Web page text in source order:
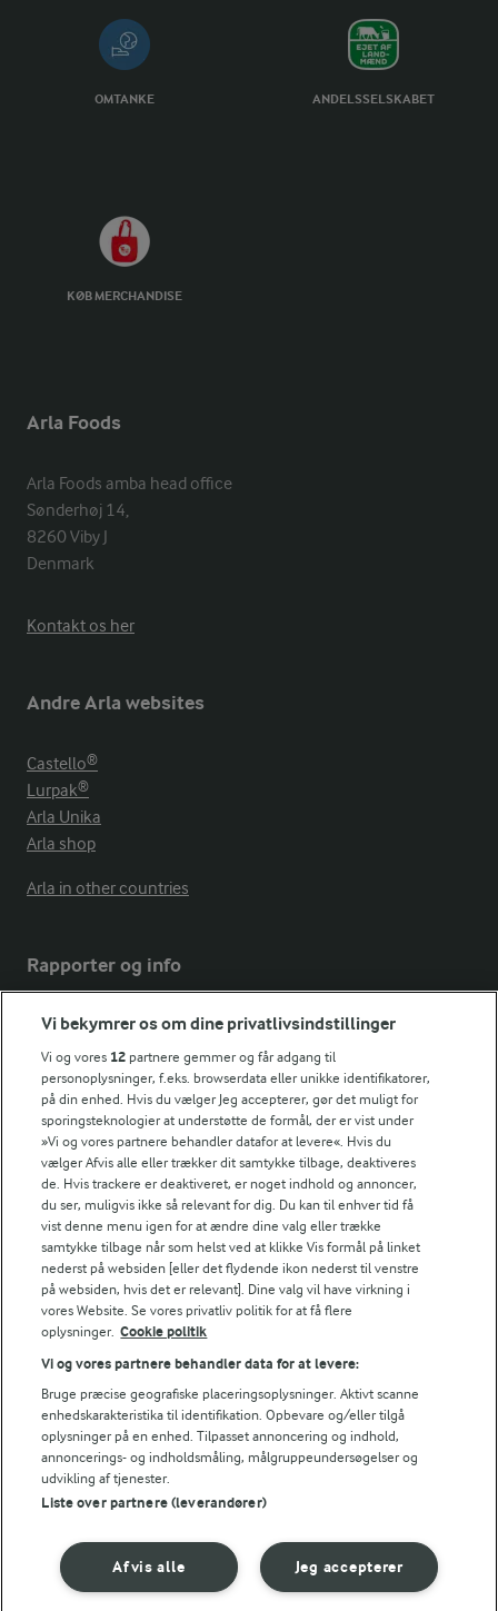
OMTANKE ANDELSSELSKABET
KØB MERCHANDISE
Arla Foods
Arla Foods amba head office
Sønderhøj 14,
8260 Viby J
Denmark
Kontakt os her
Andre Arla websites
Castello®
Lurpak®
Arla Unika
Arla shop
Arla in other countries
Rapporter og info
Årsrapport
FarmAhead™ Check rapport
Andelshaverinfo: Mælkepris
Fødevarestyrelsens smiley-rapporter for Arla Foods
Fødevarestyrelsens smiley-rapporter for Jörd
Fødevarestyrelsens smiley-rapporter for Lurpak PB
Følg
© 2026 Arla Foods
Vælg en anden cookies
Betingelser for brug
Vi bekymrer os om dine privatlivsindstillinger
Vi og vores 12 partnere gemmer og får adgang til
personoplysninger, f.eks. browserdata eller unikke identifikatorer,
på din enhed. Hvis du vælger Jeg accepterer, gør det muligt for
sporingsteknologier at understøtte de formål, der er vist under
»Vi og vores partnere behandler datafor at levere«. Hvis du
vælger Afvis alle eller trækker dit samtykke tilbage, deaktiveres
de. Hvis trackere er deaktiveret, er noget indhold og annoncer,
du ser, muligvis ikke så relevant for dig. Du kan til enhver tid få
vist denne menu igen for at ændre dine valg eller trække
samtykke tilbage når som helst ved at klikke Vis formål på linket
nederst på websiden [eller det flydende ikon nederst til venstre
på websiden, hvis det er relevant]. Dine valg vil have virkning i
vores Website. Se vores privatliv politik for at få flere
oplysninger. Cookie politik
Vi og vores partnere behandler data for at levere:
Bruge præcise geografiske placeringsoplysninger. Aktivt scanne
enhedskarakteristika til identifikation. Opbevare og/eller tilgå
oplysninger på en enhed. Tilpasset annoncering og indhold,
annoncerings- og indholdsmåling, målgruppeundersøgelser og
udvikling af tjenester.
Liste over partnere (leverandører)
Jeg accepterer
Afvis alle